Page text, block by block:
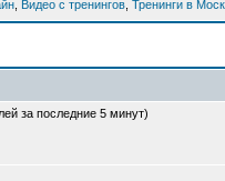
Видео с тренингов Тренинги в
за последние 5 минут)